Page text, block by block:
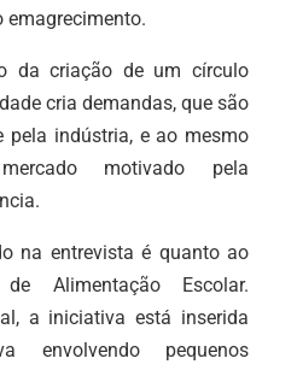
emagrecimento.
da criação de um círculo
cria demandas, que são
pela indústria, e ao mesmo
motivado pela
na entrevista é quanto ao
Alimentação Escolar.
a iniciativa está inserida
envolvendo pequenos